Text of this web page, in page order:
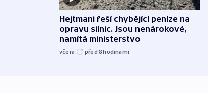
Hejtmani řeší chybějící peníze na
opravu silnic. Jsou nenárokové,
namítá ministerstvo
včera před 8hodinami